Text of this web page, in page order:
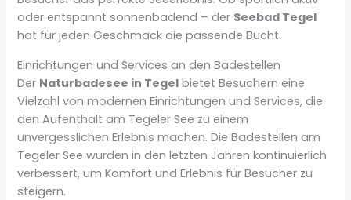
oder entspannt sonnenbadend – der Seebad Tegel
hat für jeden Geschmack die passende Bucht.
Einrichtungen und Services an den Badestellen
Der Naturbadesee in Tegel bietet Besuchern eine
Vielzahl von modernen Einrichtungen und Services, die
den Aufenthalt am Tegeler See zu einem
unvergesslichen Erlebnis machen. Die Badestellen am
Tegeler See wurden in den letzten Jahren kontinuierlich
verbessert, um Komfort und Erlebnis für Besucher zu
steigern.